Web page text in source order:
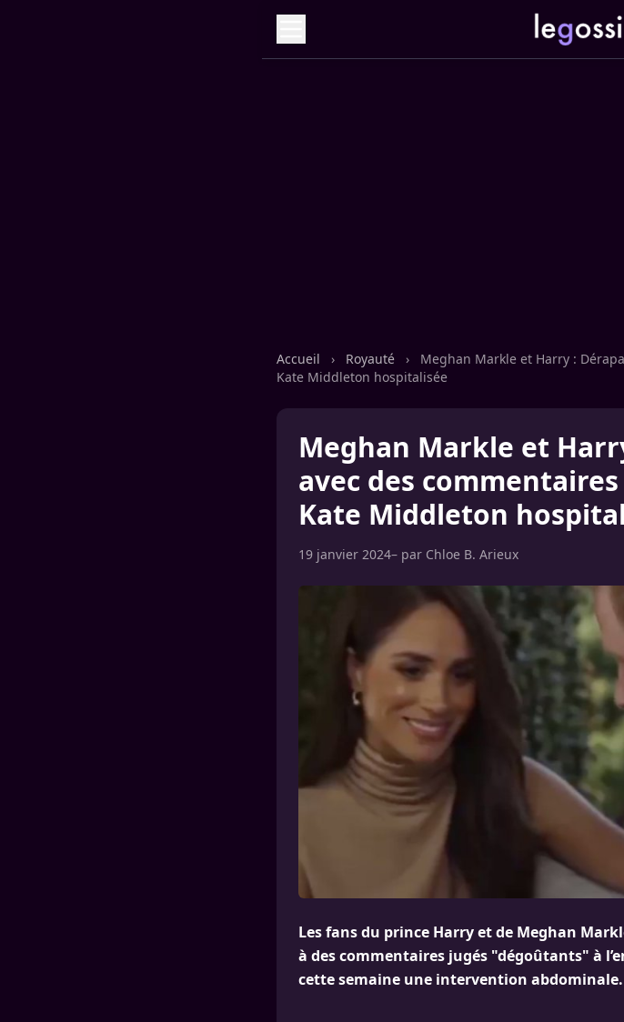
Accueil › Royauté ›
Meghan Markle et Harry :
Kate Middleton hospitalisée
Meghan Markle et
avec des
Kate Middleton
19 janvier 2024– par Chloe B. Arieux
Les fans du prince Harry et de Meghan
à des commentaires jugés "dégoûtants" à
cette semaine une intervention abdominale.